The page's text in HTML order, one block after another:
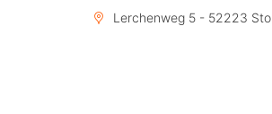
Lerchenweg 5 - 52223